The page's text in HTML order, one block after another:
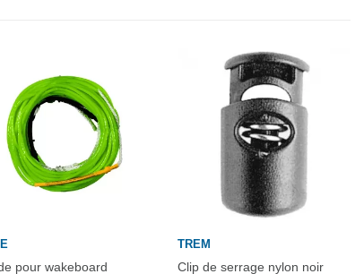
pour wakeboard
TREM
Clip de serrage nylon noir